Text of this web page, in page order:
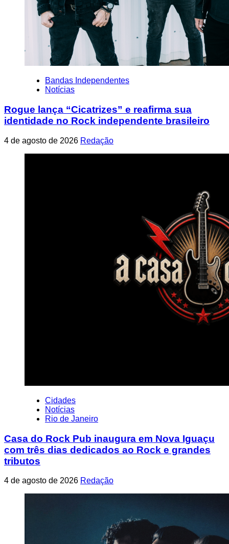
Bandas Independentes
Notícias
Rogue lança “Cicatrizes” e reafirma sua
identidade no Rock independente brasileiro
4 de agosto de 2026 Redação
Cidades
Notícias
Rio de Janeiro
Casa do Rock Pub inaugura em Nova Iguaçu
com três dias dedicados ao Rock e grandes
tributos
4 de agosto de 2026 Redação